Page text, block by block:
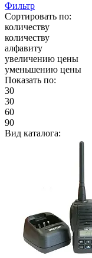
Фильтр
Сортировать по:
количеству
количеству
алфавиту
увеличению цены
уменьшению цены
Показать по:
30
30
60
90
Вид каталога: